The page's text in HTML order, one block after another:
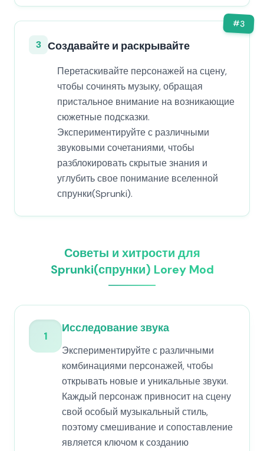
#3
3 Создавайте и раскрывайте
Перетаскивайте персонажей на сцену,
чтобы сочинять музыку, обращая
пристальное внимание на возникающие
сюжетные подсказки.
Экспериментируйте с различными
звуковыми сочетаниями, чтобы
разблокировать скрытые знания и
углубить свое понимание вселенной
спрунки(Sprunki).
Советы и хитрости для
Sprunki(спрунки) Lorey Mod
1
Исследование звука
Экспериментируйте с различными
комбинациями персонажей, чтобы
открывать новые и уникальные звуки.
Каждый персонаж привносит на сцену
свой особый музыкальный стиль,
поэтому смешивание и сопоставление
является ключом к созданию